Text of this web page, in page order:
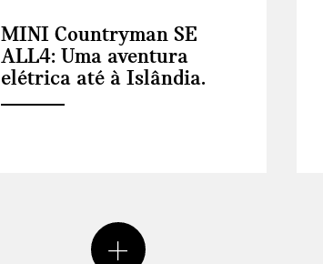
MINI Countryman SE
ALL4: Uma aventura
elétrica até à Islândia.